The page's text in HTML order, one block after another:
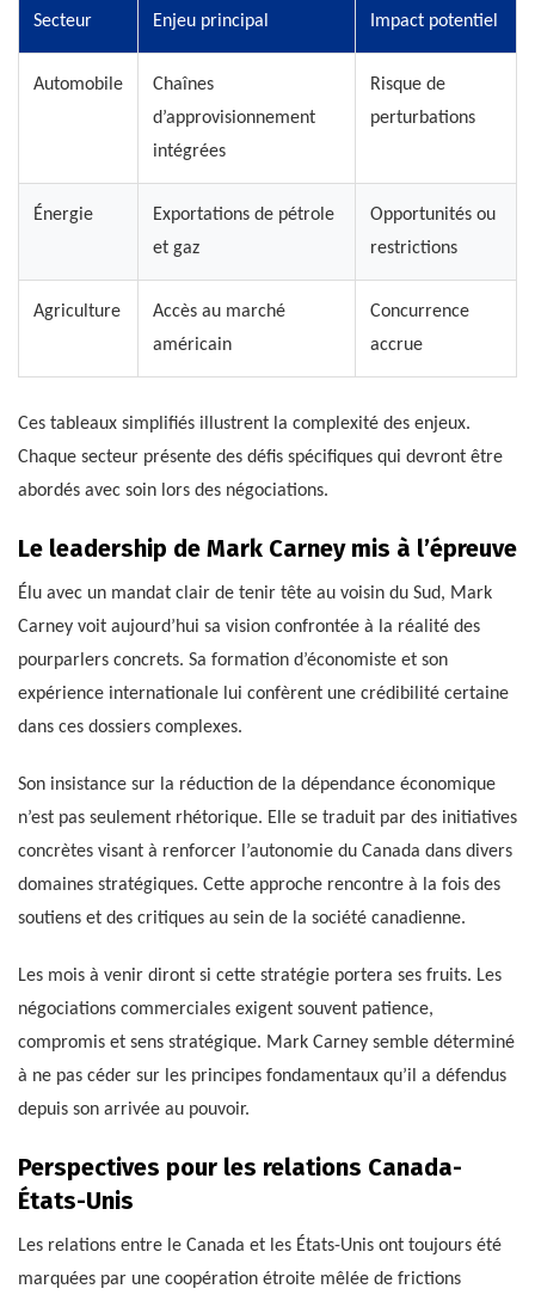
Secteur Enjeu principal Impact potentiel
Automobile
Chaînes
d’approvisionnement
intégrées
Risque de
perturbations
Énergie
Exportations de pétrole
et gaz
Opportunités ou
restrictions
Agriculture
Accès au marché
américain
Concurrence
accrue
Ces tableaux simplifiés illustrent la complexité des enjeux.
Chaque secteur présente des défis spécifiques qui devront être
abordés avec soin lors des négociations.
Le leadership de Mark Carney mis à l’épreuve
Élu avec un mandat clair de tenir tête au voisin du Sud, Mark
Carney voit aujourd’hui sa vision confrontée à la réalité des
pourparlers concrets. Sa formation d’économiste et son
expérience internationale lui confèrent une crédibilité certaine
dans ces dossiers complexes.
Son insistance sur la réduction de la dépendance économique
n’est pas seulement rhétorique. Elle se traduit par des initiatives
concrètes visant à renforcer l’autonomie du Canada dans divers
domaines stratégiques. Cette approche rencontre à la fois des
soutiens et des critiques au sein de la société canadienne.
Les mois à venir diront si cette stratégie portera ses fruits. Les
négociations commerciales exigent souvent patience,
compromis et sens stratégique. Mark Carney semble déterminé
à ne pas céder sur les principes fondamentaux qu’il a défendus
depuis son arrivée au pouvoir.
Perspectives pour les relations Canada-
États-Unis
Les relations entre le Canada et les États-Unis ont toujours été
marquées par une coopération étroite mêlée de frictions